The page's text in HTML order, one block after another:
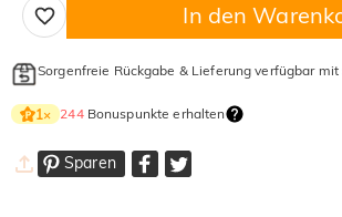
In den
Sorgenfreie Rückgabe & Lieferung verfügbar mit
1× 244Bonuspunkte erhalten
Sparen